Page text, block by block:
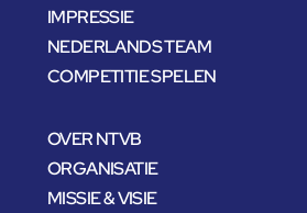
IMPRESSIE
NEDERLANDS TEAM
COMPETITIE SPELEN
OVER NTVB
ORGANISATIE
MISSIE & VISIE